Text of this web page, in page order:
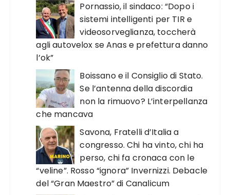
Pornassio, il sindaco: “Dopo i
sistemi intelligenti per TIR e
videosorveglianza, toccherà
agli autovelox se Anas e prefettura danno
l’ok”
Boissano e il Consiglio di Stato.
Se l’antenna della discordia
non la rimuovo? L’interpellanza
che mancava
Savona, Fratelli d’Italia a
congresso. Chi ha vinto, chi ha
perso, chi fa cronaca con le
“veline”. Rosso “ignora” Invernizzi. Debacle
del “Gran Maestro” di Canalicum